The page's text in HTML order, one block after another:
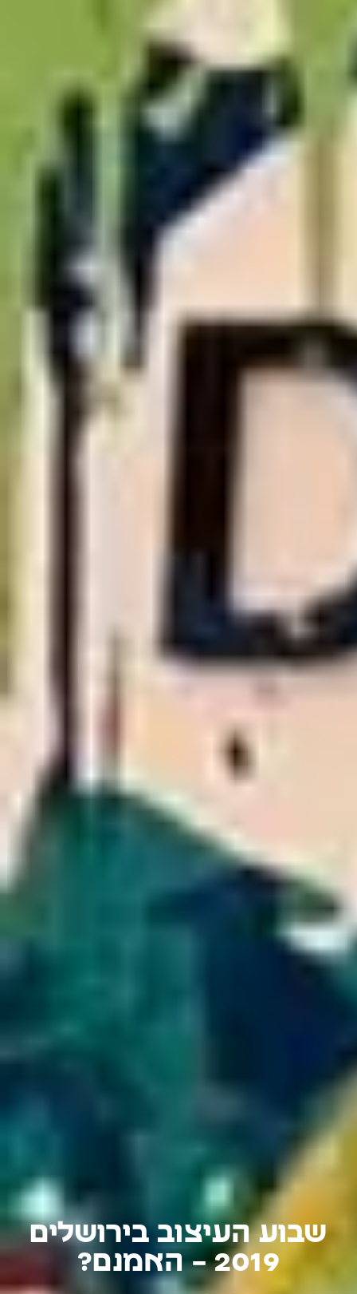
שבוע העיצוב בירושלים
2019 – האמנם?